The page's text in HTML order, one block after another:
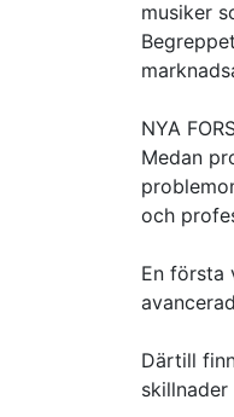
musiker
NYA
Medan
och
En första
Därtill